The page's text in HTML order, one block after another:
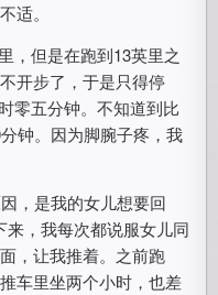
适。
，但是在跑到13英里之
开步了，于是只得停
零五分钟。不知道到比
钟。因为脚腕子疼，我
，是我的女儿想要回
来，我每次都说服女儿同
，让我推着。之前跑
车里坐两个小时，也差